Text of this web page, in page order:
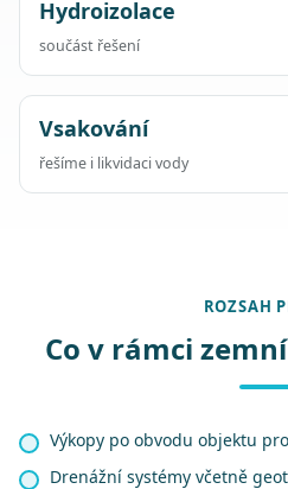
Hydroizolace
součást řešení
Vsakování
řešíme i likvidaci vody
ROZSAH
Co v rámci
Výkopy po obvodu objektu
Drenážní systémy včetně